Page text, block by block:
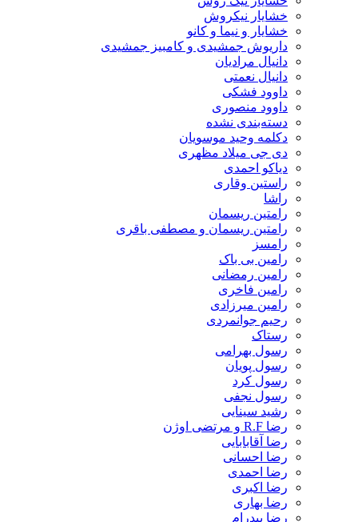
خشایار نیکروش
خشایار و نیما و کانو
داریوش جمشیدی و کامبیز جمشیدی
دانیال مرادیان
دانیال نعمتی
داوود فشکی
داوود منصوری
دسته‌بندی نشده
دکلمه وحید موسویان
دی جی میلاد مظهری
دیاکو احمدی
راستین وقاری
راشا
رامتین ریسمان
رامتین ریسمان و مصطفی باقری
رامسز
رامین بی باک
رامین رمضانی
رامین فاخری
رامین میرزادی
رحیم جوانمردی
رستاک
رسول بهرامی
رسول پویان
رسول کرد
رسول نجفی
رشید سینایی
رضا R.F و مرتضی اوژن
رضا آقابابایی
رضا احسانی
رضا احمدی
رضا اکبری
رضا بهاری
رضا بیدرام